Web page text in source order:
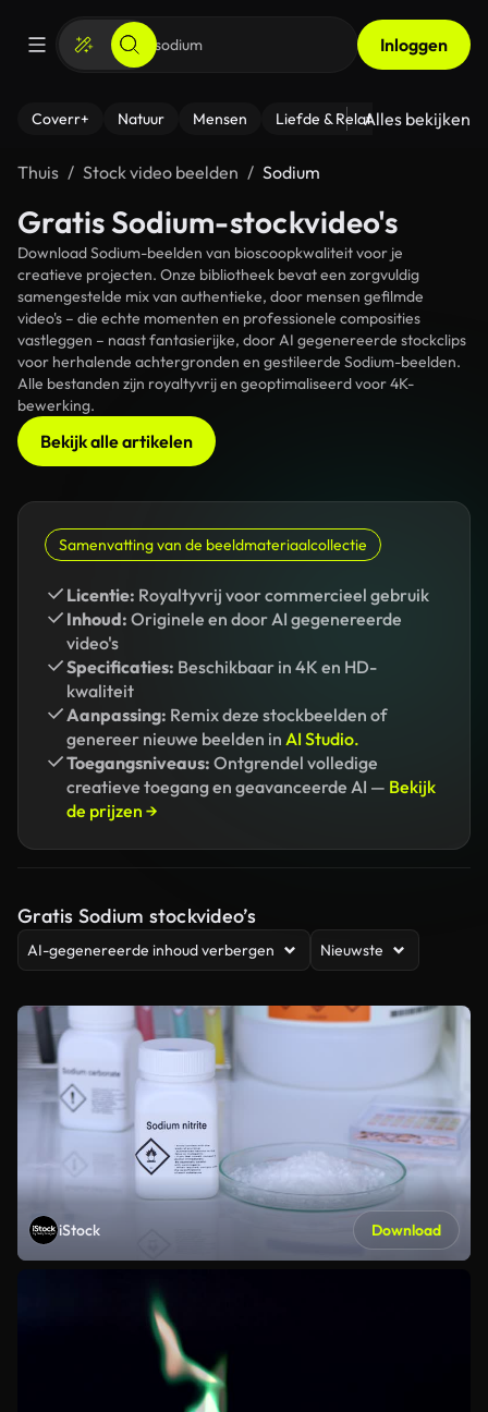
Inloggen
Coverr+ Natuur Mensen Liefde & Relaties - Fitness
Alles bekijken
Thuis Stock video beelden Sodium
Gratis Sodium-stockvideo's
Download Sodium-beelden van bioscoopkwaliteit voor je
creatieve projecten. Onze bibliotheek bevat een zorgvuldig
samengestelde mix van authentieke, door mensen gefilmde
video's – die echte momenten en professionele composities
vastleggen – naast fantasierijke, door AI gegenereerde stockclips
voor herhalende achtergronden en gestileerde Sodium-beelden.
Alle bestanden zijn royaltyvrij en geoptimaliseerd voor 4K-
bewerking.
Bekijk alle artikelen
Samenvatting van de beeldmateriaalcollectie
Licentie: Royaltyvrij voor commercieel gebruik
Inhoud: Originele en door AI gegenereerde
video's
Specificaties: Beschikbaar in 4K en HD-
kwaliteit
Aanpassing: Remix deze stockbeelden of
genereer nieuwe beelden in AI Studio.
Toegangsniveaus: Ontgrendel volledige
creatieve toegang en geavanceerde AI — Bekijk
de prijzen →
Gratis Sodium stockvideo’s
AI-gegenereerde inhoud verbergen Nieuwste
iStock Download